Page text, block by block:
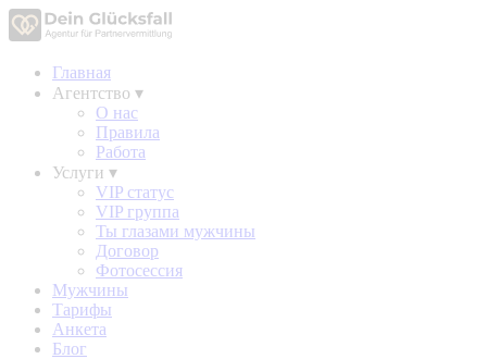
Главная
Агентство ▾
О нас
Правила
Работа
Услуги ▾
VIP статус
VIP группа
Ты глазами мужчины
Договор
Фотосессия
Мужчины
Тарифы
Анкета
Блог